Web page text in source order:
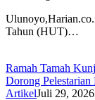
Tahun (HUT)…
Ramah Tamah
Dorong
ArtikelJuli 29, 2026